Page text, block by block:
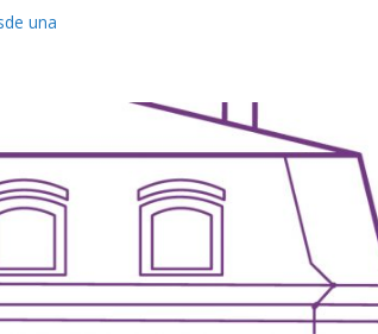
una
2026